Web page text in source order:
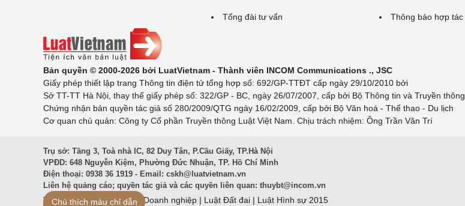
Tổng đài tư vấn Thông báo hợp tác
Bản quyền © 2000-2026 bởi LuatVietnam - Thành viên INCOM Communications ., JSC
Giấy phép thiết lập trang Thông tin điện tử tổng hợp số: 692/GP-TTĐT cấp ngày 29/10/2010 bởi
Sở TT-TT Hà Nội, thay thế giấy phép số: 322/GP - BC, ngày 26/07/2007, cấp bởi Bộ Thông tin và Truyền thông
Chứng nhận bản quyền tác giả số 280/2009/QTG ngày 16/02/2009, cấp bởi Bộ Văn hoá - Thể thao - Du lịch
Cơ quan chủ quản: Công ty Cổ phần Truyền thông Luật Việt Nam. Chịu trách nhiệm: Ông Trần Văn Trí
Trụ sở: Tầng 3, Toà nhà IC, 82 Duy Tân, P.Cầu Giấy, TP.Hà Nội
VPĐD: 648 Nguyễn Kiệm, Phường Đức Nhuận, TP. Hồ Chí Minh
Điện thoại: 0938 36 1919 - Email: cskh@luatvietnam.vn
Liên hệ quảng cáo; quyền tác giả và các quyền liên quan: thuybt@incom.vn
Văn Bản Pháp Luật|Luật Doanh nghiệp | Luật Đất đai | Luật Hình sự 2015
Chú thích màu chỉ dẫn